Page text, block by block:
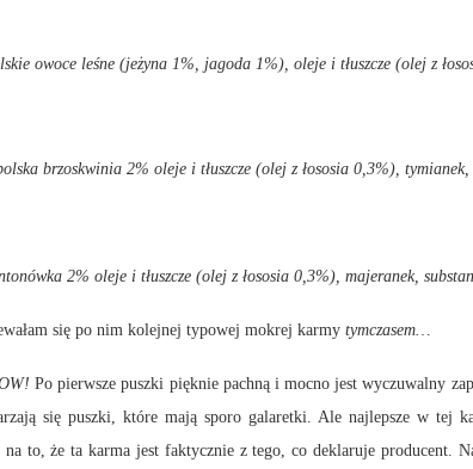
owoce leśne (jeżyna 1%, jagoda 1%), oleje i tłuszcze (olej z
brzoskwinia 2% oleje i tłuszcze (olej z łososia 0,3%),
2% oleje i tłuszcze (olej z łososia 0,3%), majeranek,
się po nim kolejnej typowej mokrej karmy tymczasem…
Po pierwsze puszki pięknie pachną i mocno jest wyczuwalny
się puszki, które mają sporo galaretki. Ale najlepsze w tej
to, że ta karma jest faktycznie z tego, co deklaruje